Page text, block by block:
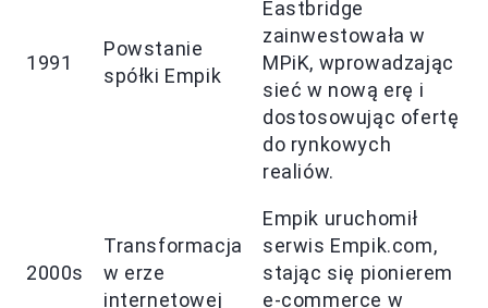
1991
Powstanie
spółki Empik
Eastbridge
zainwestowała w
MPiK, wprowadzając
sieć w nową erę i
dostosowując ofertę
do rynkowych
realiów.
2000s
Transformacja
w erze
internetowej
Empik uruchomił
serwis Empik.com,
stając się pionierem
e-commerce w